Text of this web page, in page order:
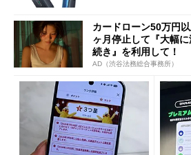
カードローン50万円
ヶ月停止して『大幅
続き』を利用して！
AD（渋谷法務総合事務所）